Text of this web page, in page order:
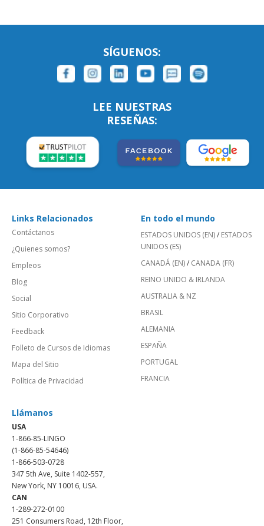
SÍGUENOS:
LEE NUESTRAS
RESEÑAS:
Links Relacionados
Contáctanos
¿Quienes somos?
Empleos
Blog
Social
Sitio Corporativo
Feedback
Folleto de Cursos de Idiomas
Mapa del Sitio
Política de Privacidad
En todo el mundo
ESTADOS UNIDOS (EN)/ ESTADOS
UNIDOS (ES)
CANADÁ (EN)/ CANADA (FR)
REINO UNIDO & IRLANDA
AUSTRALIA & NZ
BRASIL
ALEMANIA
ESPAÑA
PORTUGAL
FRANCIA
Llámanos
USA
1-866-85-LINGO
(1-866-85-54646)
1-866-503-0728
347 5th Ave, Suite 1402-557,
New York, NY 10016, USA.
CAN
1-289-272-0100
251 Consumers Road, 12th Floor,